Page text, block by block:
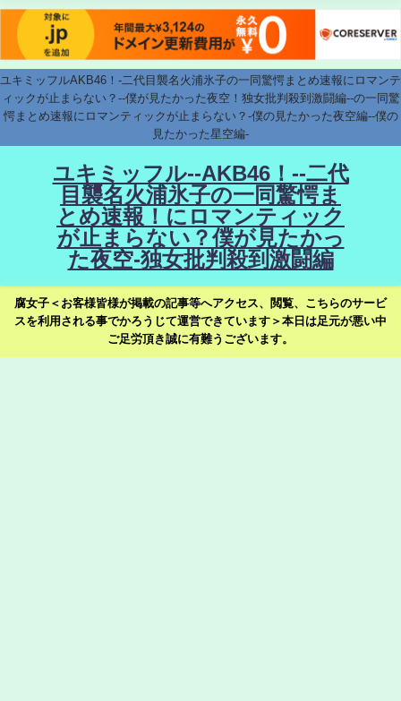
ユキミッフルAKB46！-二代目襲名火浦氷子の一同驚愕まとめ速報にロマンテ
ィックが止まらない？--僕が見たかった夜空！独女批判殺到激闘編--の一同驚
愕まとめ速報にロマンティックが止まらない？-僕の見たかった夜空編--僕の
見たかった星空編-
ユキミッフル--AKB46！--二代
目襲名火浦氷子の一同驚愕ま
とめ速報！にロマンティック
が止まらない？僕が見たかっ
た夜空-独女批判殺到激闘編
腐女子＜お客様皆様が掲載の記事等へアクセス、閲覧、こちらのサービ
スを利用される事でかろうじて運営できています＞本日は足元が悪い中
ご足労頂き誠に有難うございます。